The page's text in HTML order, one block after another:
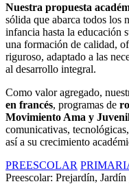
Nuestra propuesta
sólida que abarca todos los
infancia hasta la educación
una formación de calidad,
riguroso, adaptado a las
al desarrollo integral.
Como valor agregado,
en francés, programas de
Movimiento Ama y
comunicativas,
así a su crecimiento
PREESCOLAR
Preescolar: Prejardín,